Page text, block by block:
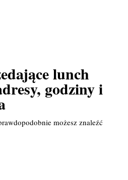
lunch
godziny i
możesz znaleźć